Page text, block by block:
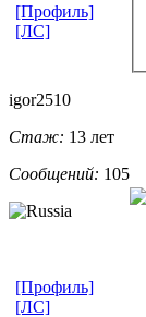
[Профиль]
[ЛС]
igor2510
Стаж: 13 лет
Сообщений: 105
[Профиль]
[ЛС]